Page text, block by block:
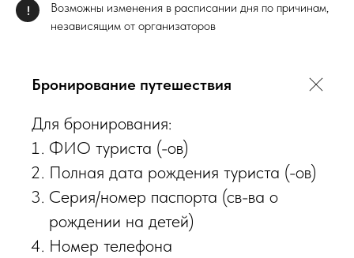
!
Возможны изменения в расписании дня по причинам,
независящим от организаторов
Бронирование путешествия
Для бронирования:
ФИО туриста (-ов)
Полная дата рождения туриста (-ов)
Серия/номер паспорта (св-ва о
рождении на детей)
Номер телефона